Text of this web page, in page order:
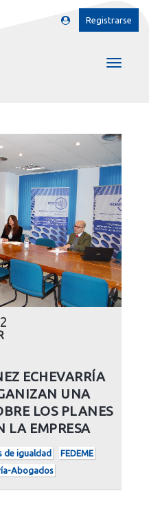
Registrarse
ECHEVARRÍA
UNA
LOS PLANES
LA EMPRESA
de igualdad
FEDEME
Abogados